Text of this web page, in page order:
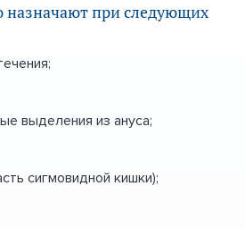
назначают при следующих
выделения из ануса;
сигмовидной кишки);